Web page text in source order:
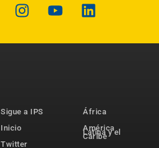
Sigue a IPS
Inicio
Twitter
África
América
Latina y el
Caribe